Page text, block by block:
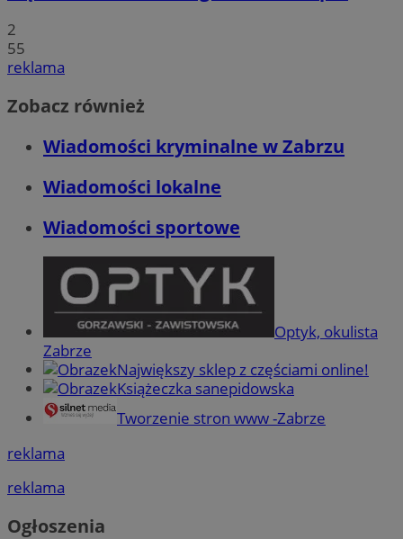
2
55
reklama
Zobacz również
Wiadomości kryminalne w Zabrzu
Wiadomości lokalne
Wiadomości sportowe
Optyk, okulista
Zabrze
Największy sklep z częściami online!
Książeczka sanepidowska
Tworzenie stron www -Zabrze
reklama
reklama
Ogłoszenia